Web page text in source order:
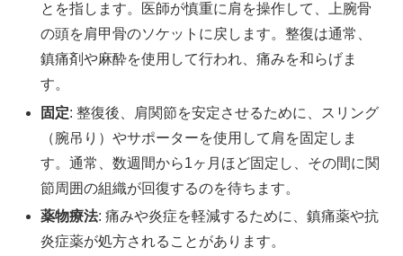
とを指します。医師が慎重に肩を操作して、上腕骨
の頭を肩甲骨のソケットに戻します。整復は通常、
鎮痛剤や麻酔を使用して行われ、痛みを和らげま
す。
固定: 整復後、肩関節を安定させるために、スリング
（腕吊り）やサポーターを使用して肩を固定しま
す。通常、数週間から1ヶ月ほど固定し、その間に関
節周囲の組織が回復するのを待ちます。
薬物療法: 痛みや炎症を軽減するために、鎮痛薬や抗
炎症薬が処方されることがあります。